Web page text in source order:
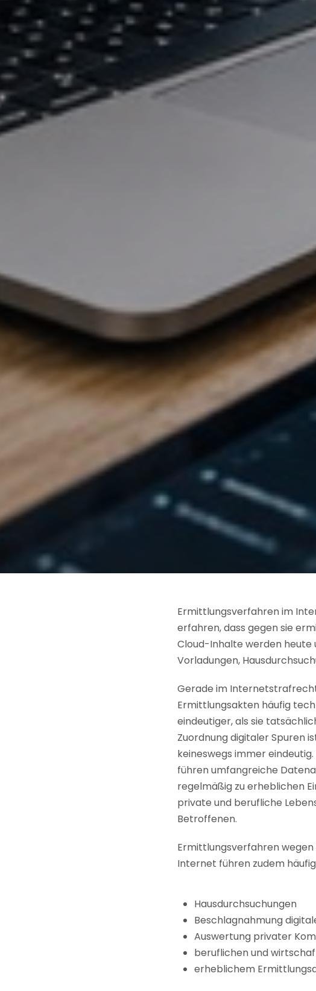
Ermittlungsverfahren im
erfahren, dass gegen sie
Cloud-Inhalte werden
Vorladungen,
Gerade im
Ermittlungsakten häufig
eindeutiger, als sie
Zuordnung digitaler Spuren
keineswegs immer
führen umfangreiche
regelmäßig zu erheblichen
private und berufliche
Betroffenen.
Ermittlungsverfahren
Internet führen zudem häufig
Hausdurchsuchungen
Beschlagnahmung
Auswertung privater
beruflichen und
erheblichem